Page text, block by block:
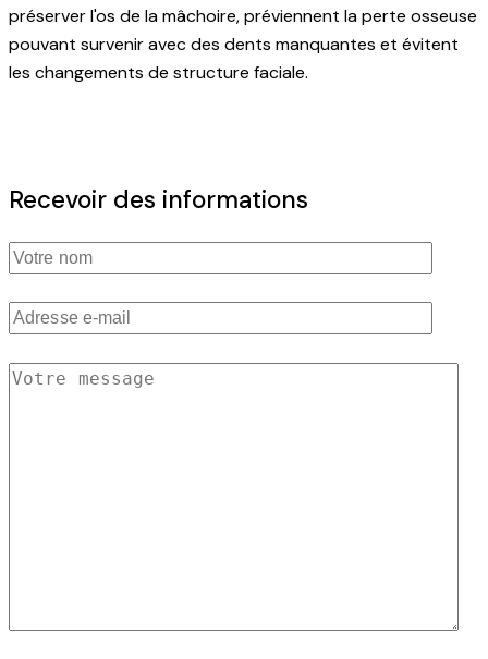
préserver l'os de la mâchoire, préviennent la perte osseuse
pouvant survenir avec des dents manquantes et évitent
les changements de structure faciale.
Recevoir des informations